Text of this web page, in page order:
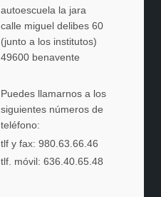
autoescuela la jara
calle miguel delibes 60
(junto a los institutos)
49600 benavente
Puedes llamarnos a los
siguientes números de
teléfono:
tlf y fax: 980.63.66.46
tlf. móvil: 636.40.65.48